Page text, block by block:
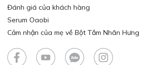
Đánh giá của khách hàng
Serum Oaobi
Cảm nhận của mẹ về Bột Tắm Nhân Hưng